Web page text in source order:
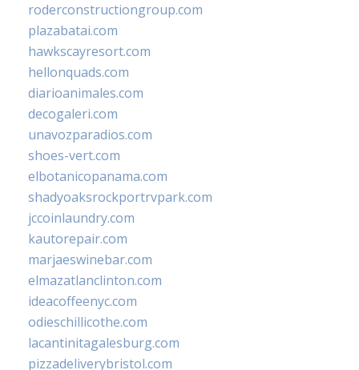
roderconstructiongroup.com
plazabatai.com
hawkscayresort.com
hellonquads.com
diarioanimales.com
decogaleri.com
unavozparadios.com
shoes-vert.com
elbotanicopanama.com
shadyoaksrockportrvpark.com
jccoinlaundry.com
kautorepair.com
marjaeswinebar.com
elmazatlanclinton.com
ideacoffeenyc.com
odieschillicothe.com
lacantinitagalesburg.com
pizzadeliverybristol.com